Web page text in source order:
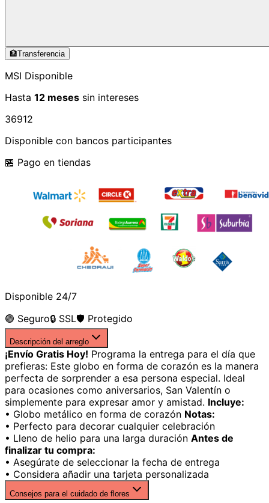
🏦Transferencia
MSI Disponible
Hasta 12 meses sin intereses
36912
Disponible con bancos participantes
🏪 Pago en tiendas
Disponible 24/7
🟢 Seguro🔒 SSL🛡️ Protegido
Descripción del arreglo
¡Envío Gratis Hoy! Programa la entrega para el día que
prefieras: Este globo en forma de corazón es la manera
perfecta de sorprender a esa persona especial. Ideal
para ocasiones como aniversarios, San Valentín o
simplemente para expresar amor y amistad. Incluye:
• Globo metálico en forma de corazón Notas:
• Perfecto para decorar cualquier celebración
• Lleno de helio para una larga duración Antes de
finalizar tu compra:
• Asegúrate de seleccionar la fecha de entrega
• Considera añadir una tarjeta personalizada
Consejos para el cuidado de flores